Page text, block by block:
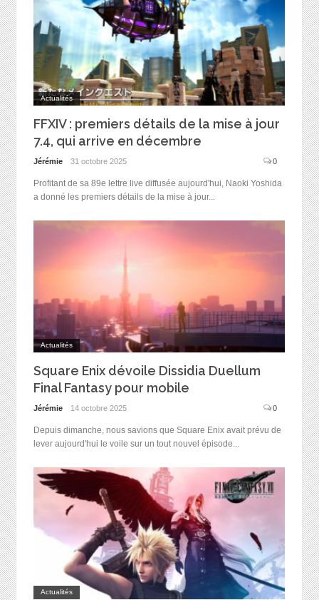
Actualités
FFXIV : premiers détails de la mise à jour
7.4, qui arrive en décembre
Jérémie 31 octobre 2025 0
Profitant de sa 89e lettre live diffusée aujourd'hui, Naoki Yoshida
a donné les premiers détails de la mise à jour...
Actualités
Square Enix dévoile Dissidia Duellum
Final Fantasy pour mobile
Jérémie 14 octobre 2025 0
Depuis dimanche, nous savions que Square Enix avait prévu de
lever aujourd'hui le voile sur un tout nouvel épisode...
Actualités